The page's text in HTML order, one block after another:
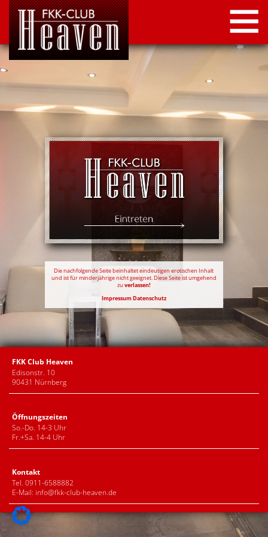
STARTSEITE
LOCATION
NEWS
KONTAKT
IMPRESSUM
DATENSCHUTZ
Die nachfolgende Seite beinhaltet eindeutigen erotischen Inhalt
und ist für minderjährige nicht geeignet. Diese Seite ist umgehend
zu verlassen!
Impressum Datenschutz
FKK Club Heaven
Edisonstr. 10
90431 Nürnberg
Öffnungszeiten
So.-Do. 14-3 Uhr
Fr.+Sa. 14-4 Uhr
Kontakt
Tel. 0911-6588882
E-Mail: info@fkk-club-heaven.de